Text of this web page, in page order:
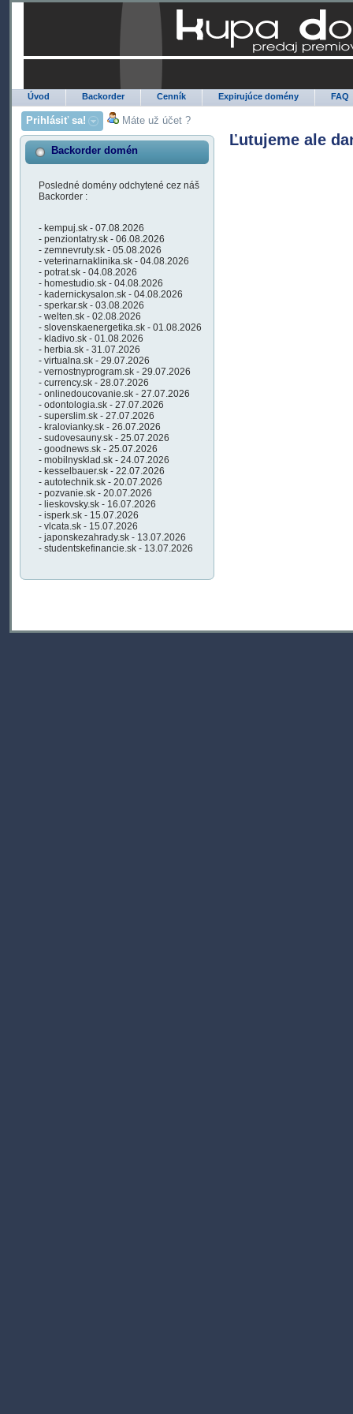
Úvod Backorder Cenník Expirujúce domény FAQ
Prihlásiť sa! Máte už účet ?
Backorder domén
Posledné domény odchytené cez náš
Backorder :
- kempuj.sk - 07.08.2026
- penziontatry.sk - 06.08.2026
- zemnevruty.sk - 05.08.2026
- veterinarnaklinika.sk - 04.08.2026
- potrat.sk - 04.08.2026
- homestudio.sk - 04.08.2026
- kadernickysalon.sk - 04.08.2026
- sperkar.sk - 03.08.2026
- welten.sk - 02.08.2026
- slovenskaenergetika.sk - 01.08.2026
- kladivo.sk - 01.08.2026
- herbia.sk - 31.07.2026
- virtualna.sk - 29.07.2026
- vernostnyprogram.sk - 29.07.2026
- currency.sk - 28.07.2026
- onlinedoucovanie.sk - 27.07.2026
- odontologia.sk - 27.07.2026
- superslim.sk - 27.07.2026
- kralovianky.sk - 26.07.2026
- sudovesauny.sk - 25.07.2026
- goodnews.sk - 25.07.2026
- mobilnysklad.sk - 24.07.2026
- kesselbauer.sk - 22.07.2026
- autotechnik.sk - 20.07.2026
- pozvanie.sk - 20.07.2026
- lieskovsky.sk - 16.07.2026
- isperk.sk - 15.07.2026
- vlcata.sk - 15.07.2026
- japonskezahrady.sk - 13.07.2026
- studentskefinancie.sk - 13.07.2026
Ľutujeme ale